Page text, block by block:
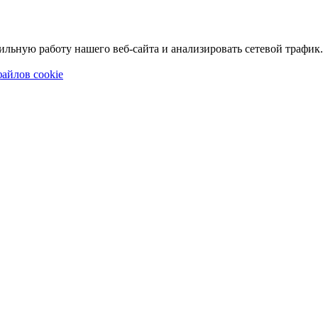
работу нашего веб-сайта и анализировать сетевой трафик.
cookie